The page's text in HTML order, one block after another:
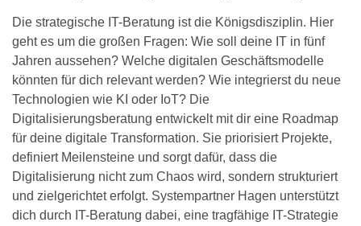
Die strategische IT-Beratung ist die Königsdisziplin. Hier
geht es um die großen Fragen: Wie soll deine IT in fünf
Jahren aussehen? Welche digitalen Geschäftsmodelle
könnten für dich relevant werden? Wie integrierst du neue
Technologien wie KI oder IoT? Die
Digitalisierungsberatung entwickelt mit dir eine Roadmap
für deine digitale Transformation. Sie priorisiert Projekte,
definiert Meilensteine und sorgt dafür, dass die
Digitalisierung nicht zum Chaos wird, sondern strukturiert
und zielgerichtet erfolgt. Systempartner Hagen unterstützt
dich durch IT-Beratung dabei, eine tragfähige IT-Strategie